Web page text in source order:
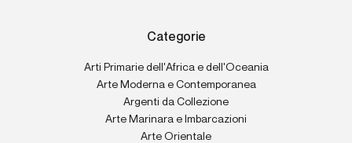
Categorie
Arti Primarie dell'Africa e dell'Oceania
Arte Moderna e Contemporanea
Argenti da Collezione
Arte Marinara e Imbarcazioni
Arte Orientale